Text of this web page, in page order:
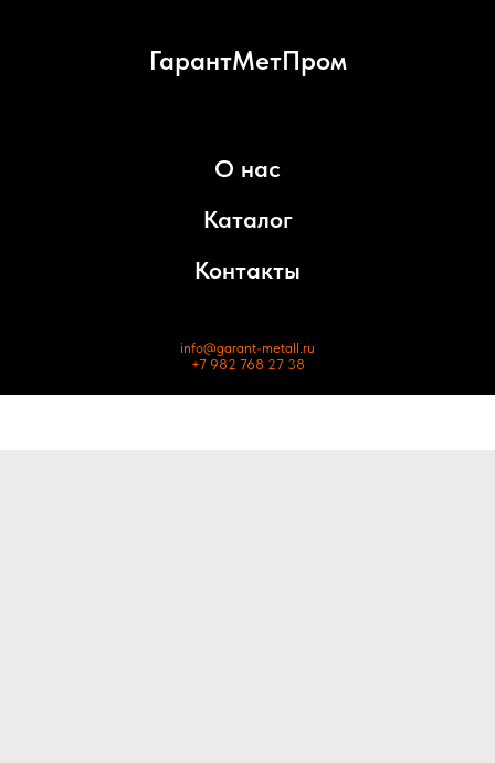
ГарантМетПром
О нас
Каталог
Контакты
info@garant-metall.ru
+7 982 768 27 38